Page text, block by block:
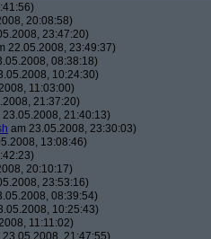
20:08:58)
23:47:20)
22.05.2008, 23:49:37)
08:38:18)
10:24:30)
11:03:00)
21:37:20)
23.05.2008, 21:40:13)
am 23.05.2008, 23:30:03)
13:08:46)
20:10:17)
23:53:16)
08:39:54)
10:25:43)
11:11:02)
23.05.2008, 21:47:55)